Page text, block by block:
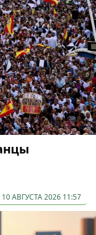
10 АВГУСТА 2026 11:57